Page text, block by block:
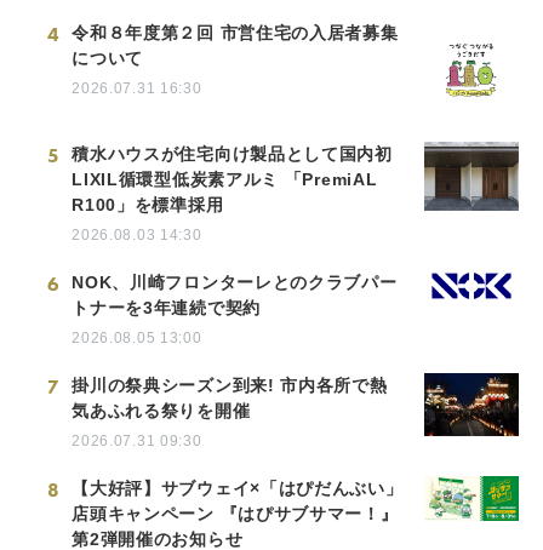
4
令和８年度第２回 市営住宅の入居者募集
について
2026.07.31 16:30
5
積水ハウスが住宅向け製品として国内初
LIXIL循環型低炭素アルミ 「PremiAL
R100」を標準採用
2026.08.03 14:30
6
NOK、川崎フロンターレとのクラブパー
トナーを3年連続で契約
2026.08.05 13:00
7
掛川の祭典シーズン到来! 市内各所で熱
気あふれる祭りを開催
2026.07.31 09:30
8
【大好評】サブウェイ×「はぴだんぶい」
店頭キャンペーン 『はぴサブサマー！』
第2弾開催のお知らせ